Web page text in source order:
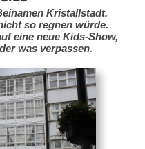
Kristallstadt.
so regnen würde.
eine neue Kids-Show,
was verpassen.